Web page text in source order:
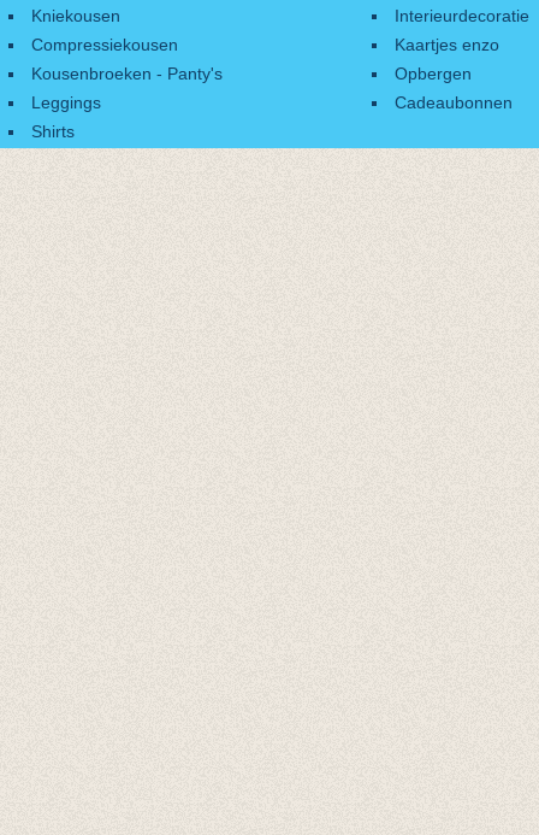
Kniekousen
Compressiekousen
Kousenbroeken - Panty's
Leggings
Shirts
Interieurdecoratie
Kaartjes enzo
Opbergen
Cadeaubonnen